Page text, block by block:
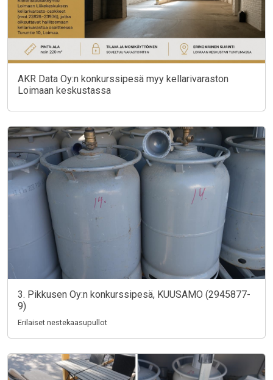
AKR Data Oy:n konkurssipesä myy kellarivaraston
Loimaan keskustassa
3. Pikkusen Oy:n konkurssipesä, KUUSAMO (2945877-
9)
Erilaiset nestekaasupullot